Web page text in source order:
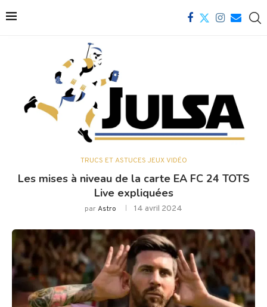
TRUCS ET ASTUCES JEUX VIDÉO
Les mises à niveau de la carte EA FC 24 TOTS
Live expliquées
parAstro 14 avril 2024